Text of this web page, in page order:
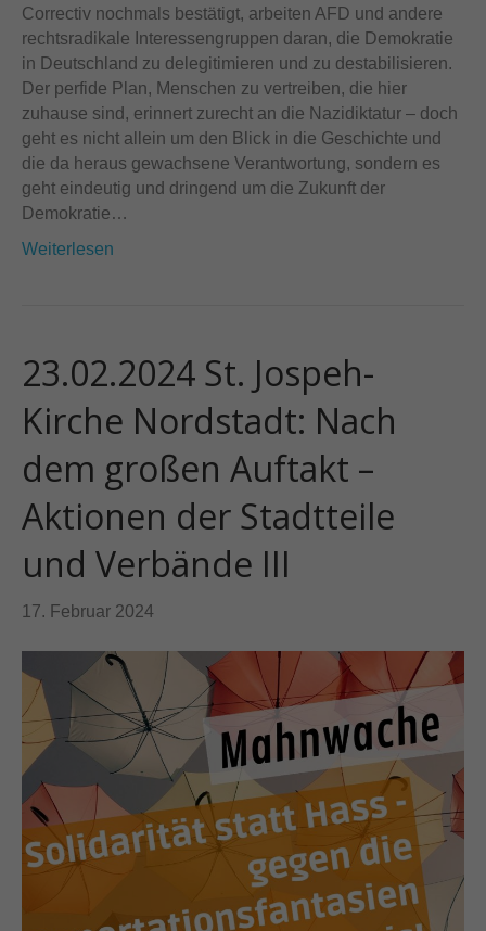
Correctiv nochmals bestätigt, arbeiten AFD und andere
rechtsradikale Interessengruppen daran, die Demokratie
in Deutschland zu delegitimieren und zu destabilisieren.
Der perfide Plan, Menschen zu vertreiben, die hier
zuhause sind, erinnert zurecht an die Nazidiktatur – doch
geht es nicht allein um den Blick in die Geschichte und
die da heraus gewachsene Verantwortung, sondern es
geht eindeutig und dringend um die Zukunft der
Demokratie…
Weiterlesen
23.02.2024 St. Jospeh-
Kirche Nordstadt: Nach
dem großen Auftakt –
Aktionen der Stadtteile
und Verbände III
17. Februar 2024